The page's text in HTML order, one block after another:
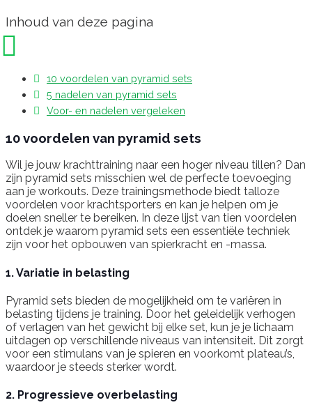
Inhoud van deze pagina
10 voordelen van pyramid sets
5 nadelen van pyramid sets
Voor- en nadelen vergeleken
10 voordelen van pyramid sets
Wil je jouw krachttraining naar een hoger niveau tillen? Dan
zijn pyramid sets misschien wel de perfecte toevoeging
aan je workouts. Deze trainingsmethode biedt talloze
voordelen voor krachtsporters en kan je helpen om je
doelen sneller te bereiken. In deze lijst van tien voordelen
ontdek je waarom pyramid sets een essentiële techniek
zijn voor het opbouwen van spierkracht en -massa.
1. Variatie in belasting
Pyramid sets bieden de mogelijkheid om te variëren in
belasting tijdens je training. Door het geleidelijk verhogen
of verlagen van het gewicht bij elke set, kun je je lichaam
uitdagen op verschillende niveaus van intensiteit. Dit zorgt
voor een stimulans van je spieren en voorkomt plateau’s,
waardoor je steeds sterker wordt.
2. Progressieve overbelasting